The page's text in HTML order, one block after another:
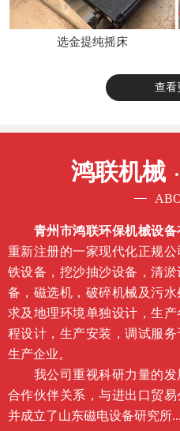
选金提纯摇床
查看
鸿联机械
青州市鸿联环保机械设备
重新注册的一家现代化正规
铁设备，挖沙抽沙设备，清
备，磁选机，破碎机械及污
求及地理环境单独设计，生产
程设计，生产安装，调试服
生产企业。
我公司重视科研力量的发
合作伙伴关系，与进出口贸
并成立了山东磁电设备研究所...